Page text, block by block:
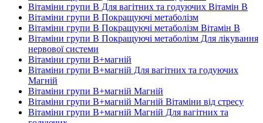
Вітаміни групи В Для вагітних та годуючих Вітамін B
Вітаміни групи В Покращуючі метаболізм
Вітаміни групи В Покращуючі метаболізм Вітамін B
Вітаміни групи В Покращуючі метаболізм Для лікування
нервової системи
Вітаміни групи В+магній
Вітаміни групи В+магній Для вагітних та годуючих
Магній
Вітаміни групи В+магній Магній
Вітаміни групи В+магній Магній Вітаміни від стресу
Вітаміни групи В+магній Магній Для вагітних та